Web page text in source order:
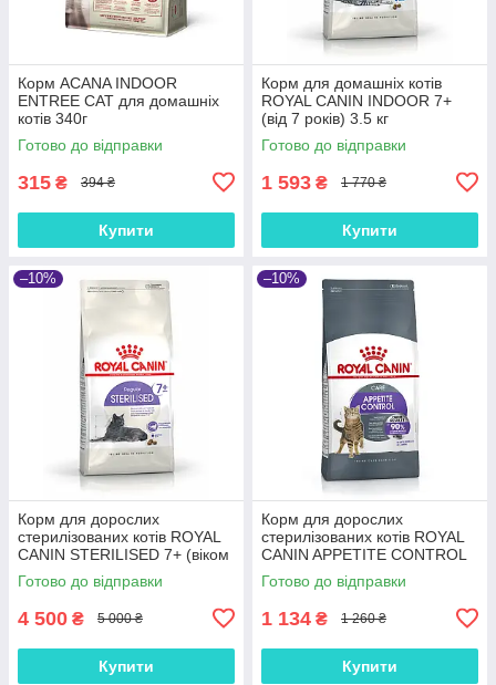
Корм ACANA INDOOR
ENTREE CAT для домашніх
котів 340г
Готово до відправки
315 ₴ 394 ₴
Купити
Корм для домашніх котів
ROYAL CANIN INDOOR 7+
(від 7 років) 3.5 кг
Готово до відправки
1 593 ₴ 1 770 ₴
Купити
–10%
Корм для дорослих
стерилізованих котів ROYAL
CANIN STERILISED 7+ (віком
від 7 років) 10.0 кг
Готово до відправки
4 500 ₴ 5 000 ₴
Купити
–10%
Корм для дорослих
стерилізованих котів ROYAL
CANIN APPETITE CONTROL
CARE 2.0 кг, 2 кг
Готово до відправки
1 134 ₴ 1 260 ₴
Купити